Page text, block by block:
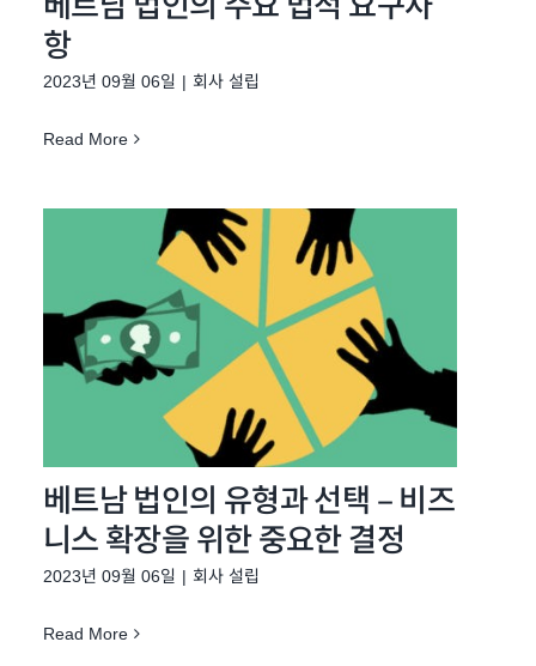
항
2023년 09월 06일 | 회사 설립
Read More
베트남 법인의 유형과 선택 – 비즈
니스 확장을 위한 중요한 결정
2023년 09월 06일 | 회사 설립
Read More